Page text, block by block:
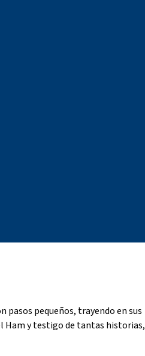
pasos pequeños, trayendo en sus
Ham y testigo de tantas historias,